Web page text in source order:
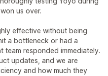
us over.
effective without being
a bottleneck or had a
team responded immediately.
updates, and we are
and how much they